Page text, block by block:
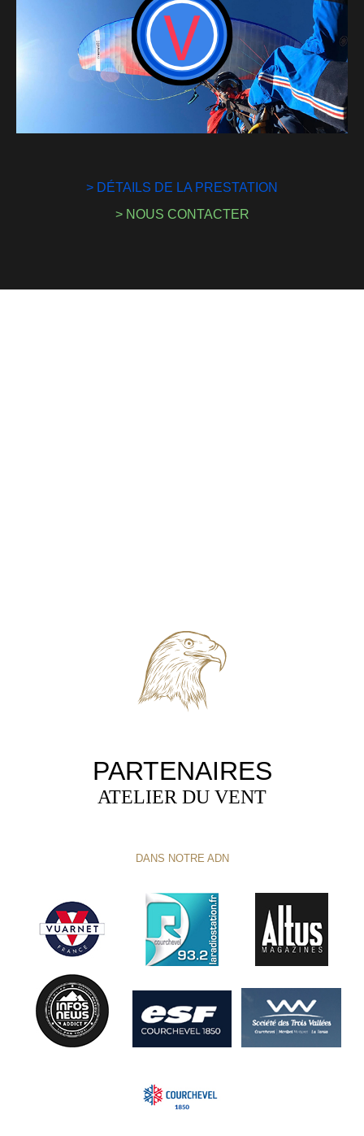
> DÉTAILS DE LA PRESTATION
> NOUS CONTACTER
PARTENAIRES
ATELIER DU VENT
DANS NOTRE ADN